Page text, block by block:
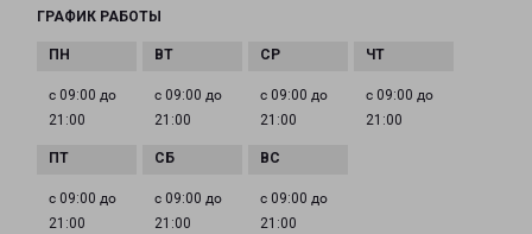
ГРАФИК РАБОТЫ
с 09:00 до
21:00
с 09:00 до
21:00
с 09:00 до
21:00
с 09:00 до
21:00
с 09:00 до
21:00
с 09:00 до
21:00
с 09:00 до
21:00